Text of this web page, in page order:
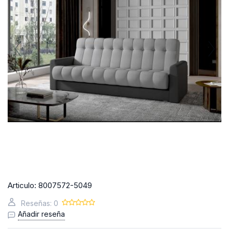
Articulo: 8007572-5049
Reseñas: 0
Añadir reseña